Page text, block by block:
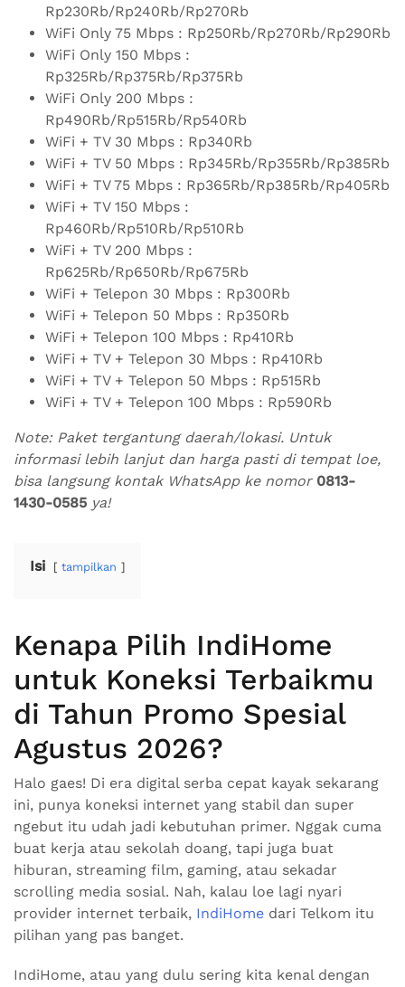
Rp230Rb/Rp240Rb/Rp270Rb
WiFi Only 75 Mbps : Rp250Rb/Rp270Rb/Rp290Rb
WiFi Only 150 Mbps :
Rp325Rb/Rp375Rb/Rp375Rb
WiFi Only 200 Mbps :
Rp490Rb/Rp515Rb/Rp540Rb
WiFi + TV 30 Mbps : Rp340Rb
WiFi + TV 50 Mbps : Rp345Rb/Rp355Rb/Rp385Rb
WiFi + TV 75 Mbps : Rp365Rb/Rp385Rb/Rp405Rb
WiFi + TV 150 Mbps :
Rp460Rb/Rp510Rb/Rp510Rb
WiFi + TV 200 Mbps :
Rp625Rb/Rp650Rb/Rp675Rb
WiFi + Telepon 30 Mbps : Rp300Rb
WiFi + Telepon 50 Mbps : Rp350Rb
WiFi + Telepon 100 Mbps : Rp410Rb
WiFi + TV + Telepon 30 Mbps : Rp410Rb
WiFi + TV + Telepon 50 Mbps : Rp515Rb
WiFi + TV + Telepon 100 Mbps : Rp590Rb
Note: Paket tergantung daerah/lokasi. Untuk
informasi lebih lanjut dan harga pasti di tempat loe,
bisa langsung kontak WhatsApp ke nomor 0813-
1430-0585 ya!
Isi tampilkan
Kenapa Pilih IndiHome
untuk Koneksi Terbaikmu
di Tahun Promo Spesial
Agustus 2026?
Halo gaes! Di era digital serba cepat kayak sekarang
ini, punya koneksi internet yang stabil dan super
ngebut itu udah jadi kebutuhan primer. Nggak cuma
buat kerja atau sekolah doang, tapi juga buat
hiburan, streaming film, gaming, atau sekadar
scrolling media sosial. Nah, kalau loe lagi nyari
provider internet terbaik, IndiHome dari Telkom itu
pilihan yang pas banget.
IndiHome, atau yang dulu sering kita kenal dengan